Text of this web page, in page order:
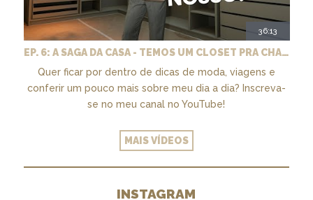
36:13
EP. 6: A SAGA DA CASA - TEMOS UM CLOSET PRA CHAMAR DE NOSSO + MARCENARIA E PAISAGISMO
Quer ficar por dentro de dicas de moda, viagens e
conferir um pouco mais sobre meu dia a dia? Inscreva-
se no meu canal no YouTube!
MAIS VÍDEOS
INSTAGRAM